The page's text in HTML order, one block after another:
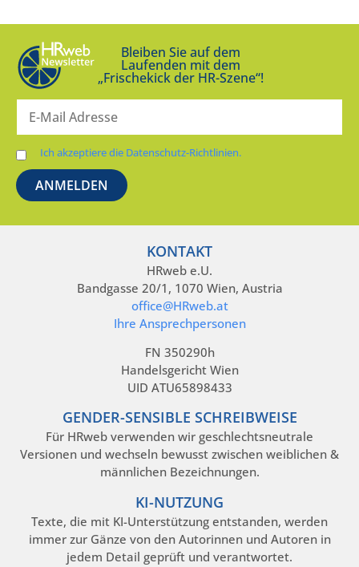
Bleiben Sie auf dem
Laufenden mit dem
„Frischekick der HR-Szene“!
Ich akzeptiere die Datenschutz-Richtlinien.
KONTAKT
HRweb e.U.
Bandgasse 20/1, 1070 Wien, Austria
office@HRweb.at
Ihre Ansprechpersonen
FN 350290h
Handelsgericht Wien
UID ATU65898433
GENDER-SENSIBLE SCHREIBWEISE
Für HRweb verwenden wir geschlechtsneutrale
Versionen und wechseln bewusst zwischen weiblichen &
männlichen Bezeichnungen.
KI-NUTZUNG
Texte, die mit KI-Unterstützung entstanden, werden
immer zur Gänze von den Autorinnen und Autoren in
jedem Detail geprüft und verantwortet.